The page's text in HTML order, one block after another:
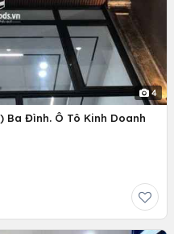
4
Ba Đình. Ô Tô Kinh Doanh